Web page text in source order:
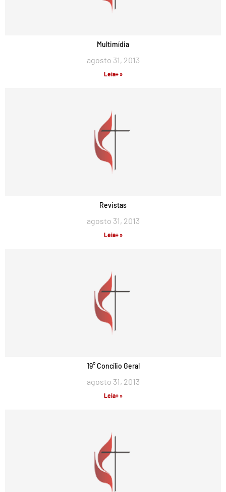
Multimídia
agosto 31, 2013
Leia+ »
Revistas
agosto 31, 2013
Leia+ »
19° Concílio Geral
agosto 31, 2013
Leia+ »